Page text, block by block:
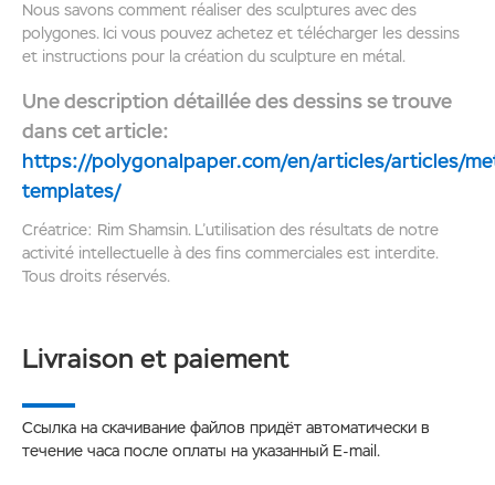
Nous savons comment réaliser des sculptures avec des
polygones. Ici vous pouvez achetez et télécharger les dessins
et instructions pour la création du sculpture en métal.
Une description détaillée des dessins se trouve
dans cet article:
https://polygonalpaper.com/en/articles/articles/
templates/
Créatrice: Rim Shamsin. L’utilisation des résultats de notre
activité intellectuelle à des fins commerciales est interdite.
Tous droits réservés.
Livraison et paiement
Ссылка на скачивание файлов придёт автоматически в
течение часа после оплаты на указанный E-mail.